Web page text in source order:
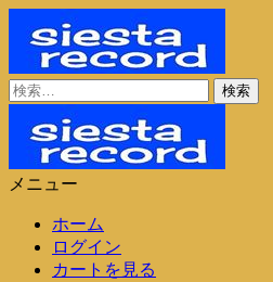
ン
ツ
キ
シエスタレコード
中古レコード通販
検
索:
メニュー
ホーム
ログイン
カートを見る